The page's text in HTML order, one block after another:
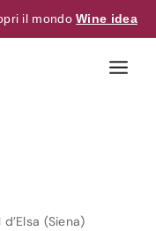
il mondoWine idea
(Siena)